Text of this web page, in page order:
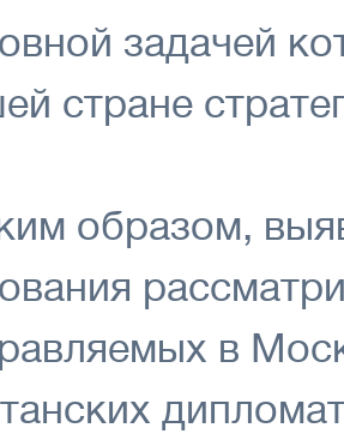
задачей
стране
образом,
в